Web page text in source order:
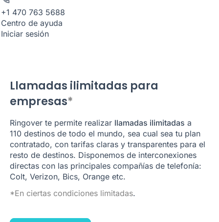
+1 470 763 5688
Centro de ayuda
Iniciar sesión
Llamadas ilimitadas para
empresas*
Ringover te permite realizar llamadas ilimitadas a
110 destinos de todo el mundo, sea cual sea tu plan
contratado, con tarifas claras y transparentes para el
resto de destinos. Disponemos de interconexiones
directas con las principales compañías de telefonía:
Colt, Verizon, Bics, Orange etc.
*En ciertas condiciones limitadas.